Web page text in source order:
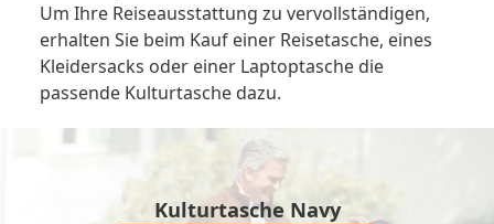
Um Ihre Reiseausstattung zu vervollständigen,
erhalten Sie beim Kauf einer Reisetasche, eines
Kleidersacks oder einer Laptoptasche die
passende Kulturtasche dazu.
Kulturtasche Navy